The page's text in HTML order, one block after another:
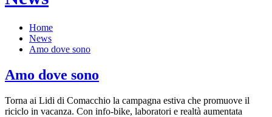
Home
News
Amo dove sono
Amo dove sono
Torna ai Lidi di Comacchio la campagna estiva che promuove il
riciclo in vacanza. Con info-bike, laboratori e realtà aumentata